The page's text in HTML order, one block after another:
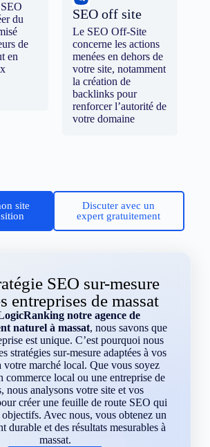
du
de
en
SEO off site
Le SEO Off-Site
concerne les actions
menées en dehors de
votre site, notamment
la création de
backlinks pour
renforcer l’autorité de
votre domaine
site
Discuter avec un
expert gratuitement
SEO sur-mesure
entreprises de massat
notre agence de
naturel à massat, nous savons que
est unique. C’est pourquoi nous
stratégies sur-mesure adaptées à vos
votre marché local. Que vous soyez
commerce local ou une entreprise de
nous analysons votre site et vos
créer une feuille de route SEO qui
Avec nous, vous obtenez un
durable et des résultats mesurables à
massat.